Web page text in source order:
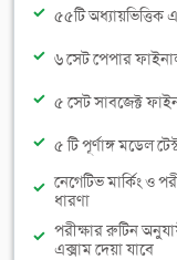
৫৫টি অধ্যায়ভিত্তিক
৬ সেট পেপার
৫ সেট সাবজেক্ট
৫ টি পূর্ণাঙ্গ মডেল
নেগেটিভ মার্কিং ও
ধারণা
পরীক্ষার রুটিন
এক্সাম দেয়া যাবে